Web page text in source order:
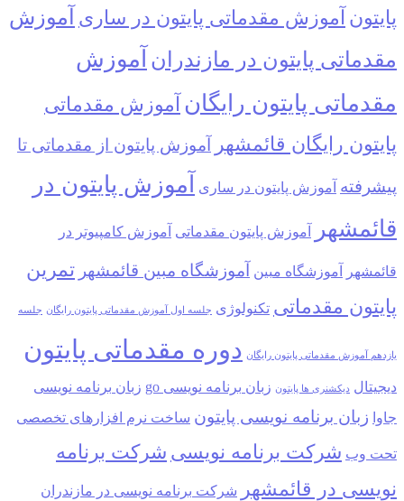
پایتونآموزش مقدماتی پایتون در ساریآموزش
مقدماتی پایتون در مازندرانآموزش
مقدماتی پایتون رایگانآموزش مقدماتی
پایتون رایگان قائمشهر
آموزش پایتون از مقدماتی تا
پیشرفته آموزش پایتون در ساری آموزش پایتون در
قائمشهر
آموزش پایتون مقدماتی آموزش کامپیوتر در
قائمشهر آموزشگاه مبین آموزشگاه مبین قائمشهر تمرین
پایتون مقدماتی تکنولوژی جلسه اول آموزش مقدماتی پایتون رایگان جلسه
یازدهم آموزش مقدماتی پایتون رایگان دوره مقدماتی پایتون
دیجیتال دیکشنری ها پایتون زبان برنامه نویسی go
زبان برنامه نویسی
جاوا زبان برنامه نویسی پایتون ساخت نرم افزارهای تخصصی
تحت وب شرکت برنامه نویسی شرکت برنامه
نویسی در قائمشهر
شرکت برنامه نویسی در مازندران